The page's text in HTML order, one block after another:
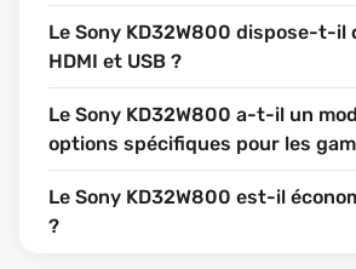
Le Sony KD32W800 dispose-t-il
HDMI et USB ?
Le Sony KD32W800 a-t-il un
options spécifiques pour les
Le Sony KD32W800 est-il
?